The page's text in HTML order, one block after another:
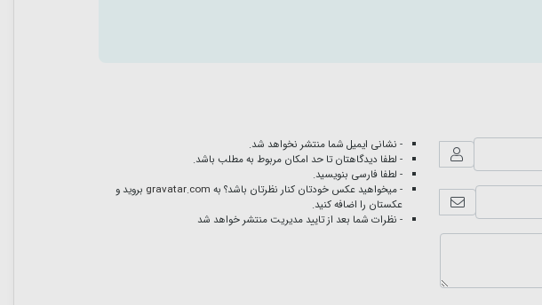
- نشانی ایمیل شما منتشر نخواهد شد.
- لطفا دیدگاهتان تا حد امکان مربوط به مطلب باشد.
- لطفا فارسی بنویسید.
- میخواهید عکس خودتان کنار نظرتان باشد؟ به gravatar.com بروید و
عکستان را اضافه کنید.
- نظرات شما بعد از تایید مدیریت منتشر خواهد شد